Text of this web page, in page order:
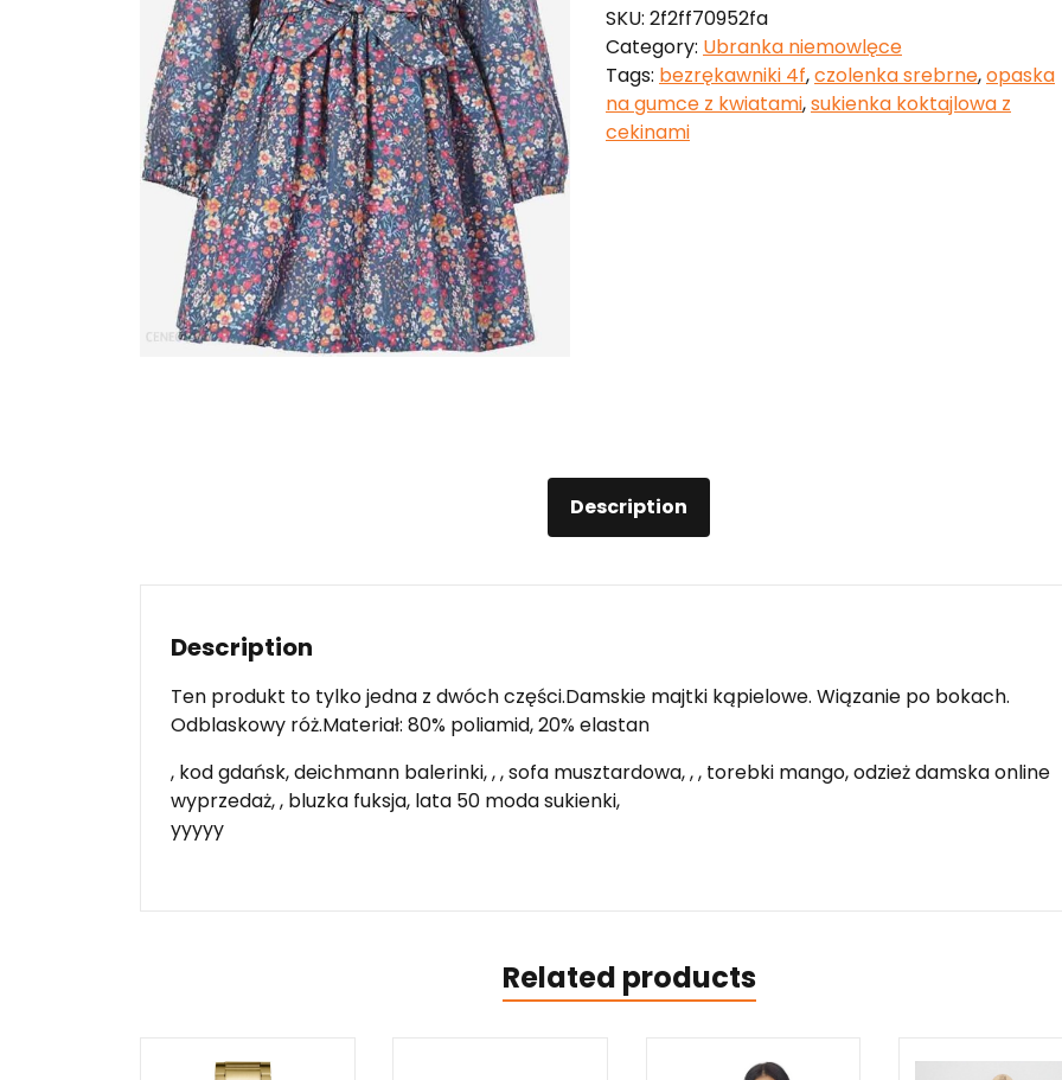
SKU: 2f2ff70952fa
Category: Ubranka niemowlęce
Tags: bezrękawniki 4f,czolenka srebrne,opaska
na gumce z kwiatami,sukienka koktajlowa z
cekinami
Description
Description
Ten produkt to tylko jedna z dwóch części.Damskie majtki kąpielowe. Wiązanie po bokach.
Odblaskowy róż.Materiał: 80% poliamid, 20% elastan
, kod gdańsk, deichmann balerinki, , , sofa musztardowa, , , torebki mango, odzież damska online
wyprzedaż, , bluzka fuksja, lata 50 moda sukienki,
yyyyy
Related products